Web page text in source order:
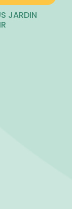
JARDIN